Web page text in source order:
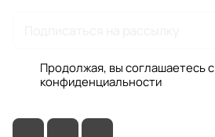
Продолжая, вы соглашаетесь с
конфиденциальности